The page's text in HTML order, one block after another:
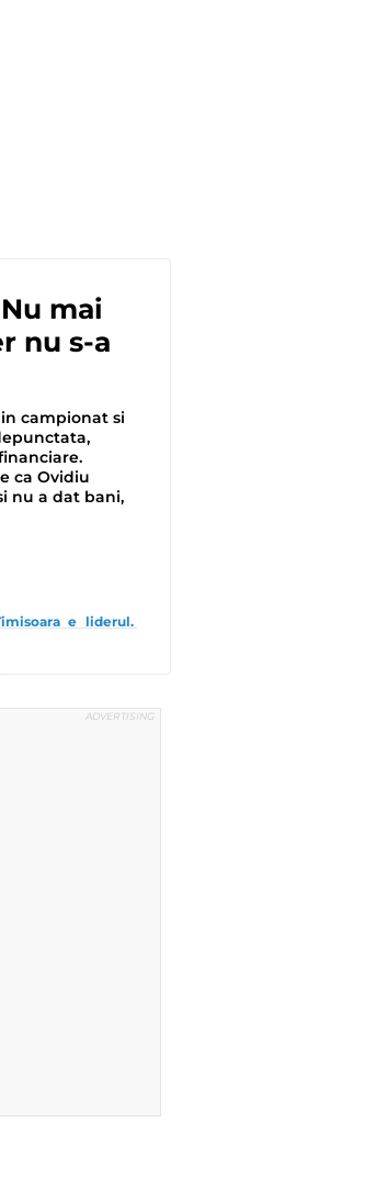
mai
nu s-a
campionat si
ca Ovidiu
nu a dat bani,
e liderul.